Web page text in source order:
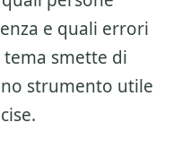
e quali errori
smette di
strumento utile